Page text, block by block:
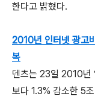
한다고 밝혔다.
2010년 인터넷 광고
복
덴츠는 23일 2010년
보다 1.3% 감소한 5